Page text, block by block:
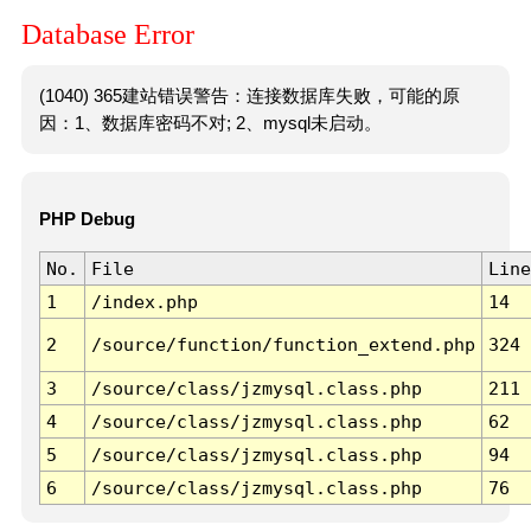
Database Error
(1040) 365建站错误警告：连接数据库失败，可能的原
因：1、数据库密码不对; 2、mysql未启动。
PHP Debug
No. File
Line
1
/index.php 14
2 /source/function/function_extend.php 324
3 /source/class/jzmysql.class.php
211
4
/source/class/jzmysql.class.php
62
5
/source/class/jzmysql.class.php
94
6
/source/class/jzmysql.class.php 76